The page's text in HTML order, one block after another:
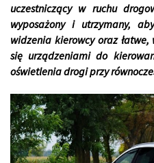
uczestniczący w ruchu
wyposażony i utrzymany,
widzenia kierowcy oraz
się urządzeniami do
oświetlenia drogi przy